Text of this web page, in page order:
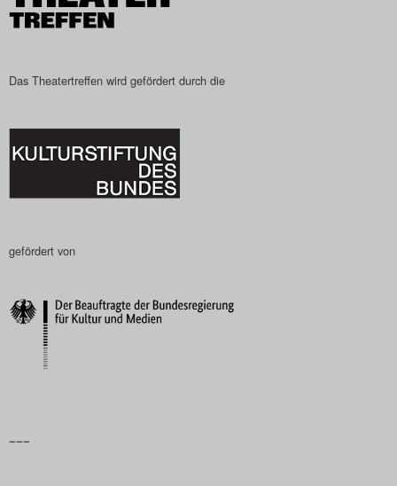
Das Theatertreffen wird gefördert durch die
gefördert von
–––